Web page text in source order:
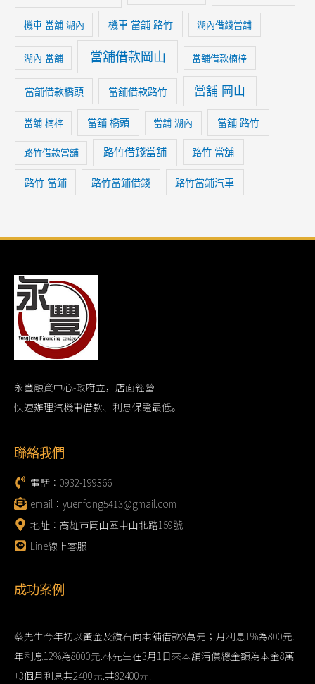
機車 當舖 湖內 機車 當舖 路竹 湖內借錢當舖
湖內 當舖 當舖借款岡山 當舖借款楠梓
當舖借款橋頭 當舖借款路竹 當舖 岡山
當舖 楠梓 當舖 橋頭 當舖 湖內 當舖 路竹
路竹借款當舖 路竹借錢當舖 路竹 當舖
路竹 當鋪 路竹當鋪借錢 路竹當鋪汽車
永豐融資中心-政府立，店面經營
快速辦理汽機車借款、利息保證最低。
聯絡我們
電話：0932-199366
email：yuenfong5413@gmail.com
地址：高雄市岡山區中山北路159號
Line線上客服
成功案例
蔡先生今年初以黃金及鑽石向本舖借款8萬元；月利息1%為800元.
年利息12%為8000元.林先生在3月1日來本舖清償總金額為本金8萬
+3個月利息共2400元.共82400元.